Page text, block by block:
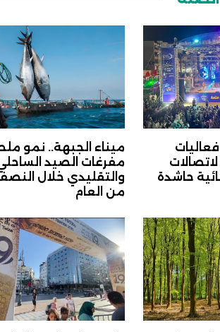
حاشدة
ميناء الجبهة.. نمو
مفرغات الصيد
والتقليدي خلال
من العام